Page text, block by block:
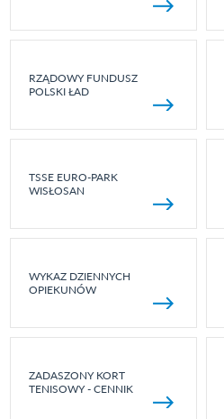
RZĄDOWY FUNDUSZ
POLSKI ŁAD
TSSE EURO-PARK
WISŁOSAN
WYKAZ DZIENNYCH
OPIEKUNÓW
ZADASZONY KORT
TENISOWY - CENNIK